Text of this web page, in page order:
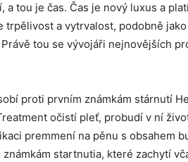
a tou je čas. Čas je nový luxus a
trpělivost a vytrvalost, podobně
tou se vývojáři nejnovějších
proti prvním známkám stárnutí
očistí pleť, probudí v ní
premmení na pěnu s obsahem
startnutia, které zachytí